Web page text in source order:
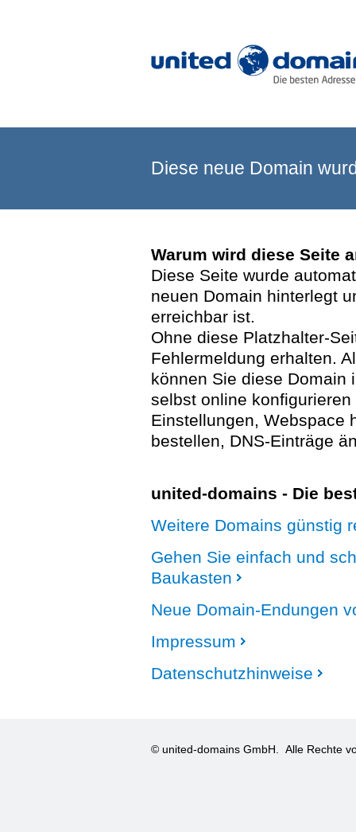
Diese neue Domain
Warum wird diese Seite
Diese Seite wurde
neuen Domain hinterlegt
erreichbar ist.
Ohne diese Platzhalter-
Fehlermeldung erhalten.
können Sie diese Domain
selbst online
Einstellungen, Webspace
bestellen, DNS-Einträge
united-domains - Die
Weitere Domains günstig
Gehen Sie einfach und
Baukasten
Neue Domain-Endungen
Impressum
Datenschutzhinweise
© united-domains GmbH. Alle Rechte